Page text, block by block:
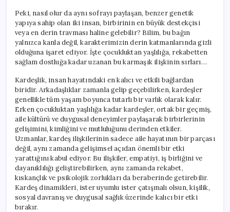
Peki, nasıl olur da aynı sofrayı paylaşan, benzer genetik
yapıya sahip olan iki insan, birbirinin en büyük destekçisi
veya en derin travması haline gelebilir? Bilim, bu bağın
yalnızca kanla değil, karakterimizin derin katmanlarında gizli
olduğuna işaret ediyor. İşte çocukluktan yaşlılığa, rekabetten
sağlam dostluğa kadar uzanan bu karmaşık ilişkinin sırları…
Kardeşlik, insan hayatındaki en kalıcı ve etkili bağlardan
biridir. Arkadaşlıklar zamanla gelip geçebilirken, kardeşler
genellikle tüm yaşam boyunca tutarlı bir varlık olarak kalır.
Erken çocukluktan yaşlılığa kadar kardeşler, ortak bir geçmiş,
aile kültürü ve duygusal deneyimler paylaşarak birbirlerinin
gelişimini, kimliğini ve mutluluğunu derinden etkiler.
Uzmanlar, kardeş ilişkilerinin sadece aile hayatının bir parçası
değil, aynı zamanda gelişimsel açıdan önemli bir etki
yarattığını kabul ediyor. Bu ilişkiler, empatiyi, iş birliğini ve
dayanıklılığı geliştirebilirken, aynı zamanda rekabet,
kıskançlık ve psikolojik zorlukları da beraberinde getirebilir.
Kardeş dinamikleri, ister uyumlu ister çatışmalı olsun, kişilik,
sosyal davranış ve duygusal sağlık üzerinde kalıcı bir etki
bırakır.